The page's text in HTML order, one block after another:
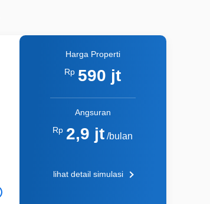
Harga Properti
Rp 590 jt
Angsuran
Rp 2,9 jt /bulan
lihat detail simulasi